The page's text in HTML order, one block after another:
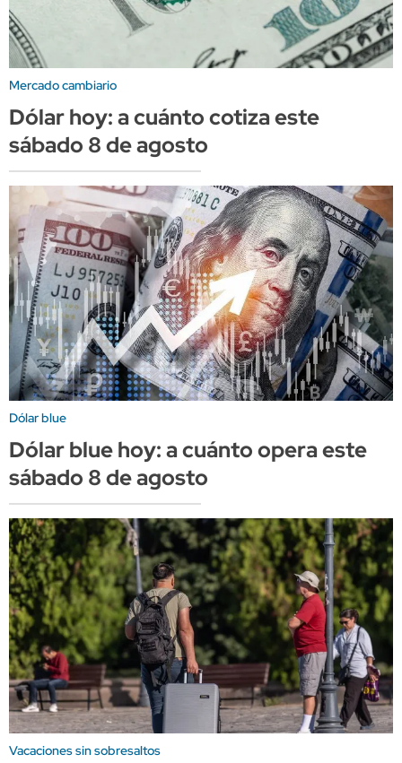
Mercado cambiario
Dólar hoy: a cuánto cotiza este
sábado 8 de agosto
Dólar blue
Dólar blue hoy: a cuánto opera este
sábado 8 de agosto
Vacaciones sin sobresaltos